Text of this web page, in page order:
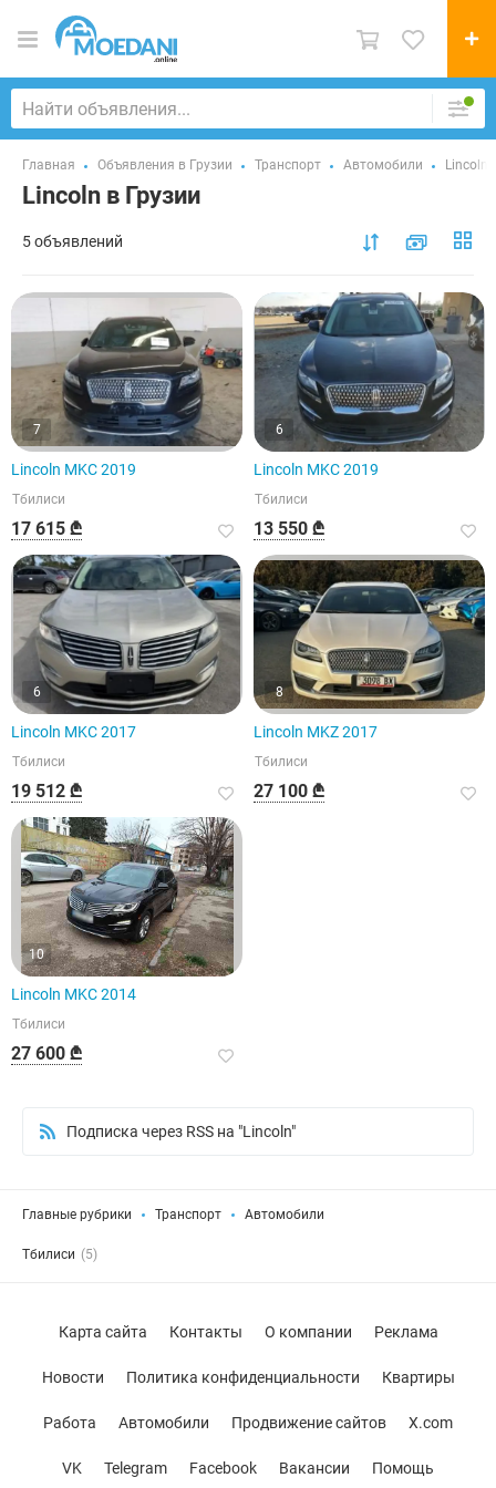
Главная Объявления в Грузии Транспорт Автомобили Lincoln
Lincoln в Грузии
5 объявлений
7
Lincoln MKC 2019
Тбилиси
17 615 ₾
6
Lincoln MKC 2019
Тбилиси
13 550 ₾
6
Lincoln MKC 2017
Тбилиси
19 512 ₾
8
Lincoln MKZ 2017
Тбилиси
27 100 ₾
10
Lincoln MKC 2014
Тбилиси
27 600 ₾
Подписка через RSS на "Lincoln"
Главные рубрики Транспорт Автомобили
Тбилиси (5)
Карта сайта Контакты О компании Реклама
Новости Политика конфиденциальности Квартиры
Работа Автомобили Продвижение сайтов X.com
VK Telegram Facebook Вакансии Помощь